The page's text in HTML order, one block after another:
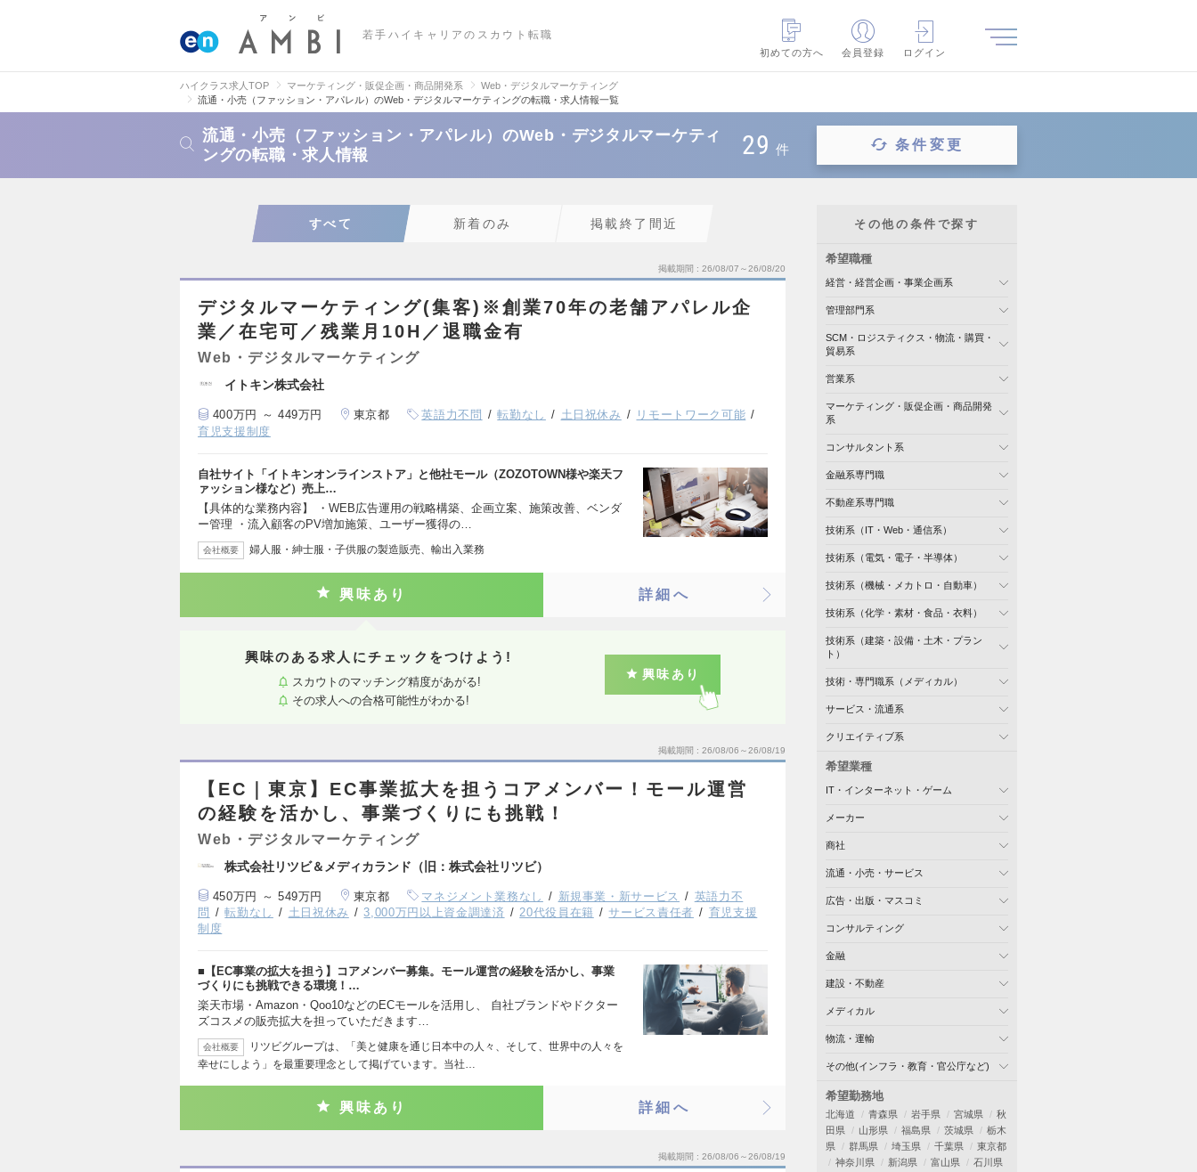
若手ハイキャリアのスカウト転職
初めての方へ
会員登録 ログイン
ハイクラス求人TOP マーケティング・販促企画・商品開発系
Web・デジタルマーケティング
流通・小売（ファッション・アパレル）のWeb・デジタルマーケティングの転職・求人情報一覧
流通・小売（ファッション・アパレル）のWeb・デジタルマーケティ
ングの転職・求人情報
29 件 条件変更
すべて 新着のみ 掲載終了間近
掲載期間 26/08/07～26/08/20
デジタルマーケティング(集客)※創業70年の老舗アパレル企
業／在宅可／残業月10H／退職金有
Web・デジタルマーケティング
イトキン株式会社
400万円 ～ 449万円 東京都 英語力不問 転勤なし 土日祝休み
リモートワーク可能
育児支援制度
自社サイト「イトキンオンラインストア」と他社モール（ZOZOTOWN様や楽天フ
ァッション様など）売上…
【具体的な業務内容】 ・WEB広告運用の戦略構築、企画立案、施策改善、ベンダ
ー管理 ・流入顧客のPV増加施策、ユーザー獲得の…
会社概要 婦人服・紳士服・子供服の製造販売、輸出入業務
興味あり 詳細へ
興味のある求人にチェックをつけよう!
スカウトのマッチング精度があがる!
その求人への合格可能性がわかる!
興味あり
掲載期間 26/08/06～26/08/19
【EC｜東京】EC事業拡大を担うコアメンバー！モール運営
の経験を活かし、事業づくりにも挑戦！
Web・デジタルマーケティング
株式会社リツビ＆メディカランド（旧：株式会社リツビ）
450万円 ～ 549万円 東京都 マネジメント業務なし 新規事業・新サービス
英語力不
問
転勤なし 土日祝休み 3,000万円以上資金調達済 20代役員在籍 サービス責任者
育児支援
制度
■【EC事業の拡大を担う】コアメンバー募集。モール運営の経験を活かし、事業
づくりにも挑戦できる環境！…
楽天市場・Amazon・Qoo10などのECモールを活用し、 自社ブランドやドクター
ズコスメの販売拡大を担っていただきます…
会社概要
リツビグループは、「美と健康を通じ日本中の人々、そして、世界中の人々を
幸せにしよう」を最重要理念として掲げています。当社…
興味あり 詳細へ
掲載期間 26/08/06～26/08/19
その他の条件で探す
希望職種
経営・経営企画・事業企画系
管理部門系
SCM・ロジスティクス・物流・購買・
貿易系
営業系
マーケティング・販促企画・商品開発
系
コンサルタント系
金融系専門職
不動産系専門職
技術系（IT・Web・通信系）
技術系（電気・電子・半導体）
技術系（機械・メカトロ・自動車）
技術系（化学・素材・食品・衣料）
技術系（建築・設備・土木・プラン
ト）
技術・専門職系（メディカル）
サービス・流通系
クリエイティブ系
希望業種
IT・インターネット・ゲーム
メーカー
商社
流通・小売・サービス
広告・出版・マスコミ
コンサルティング
金融
建設・不動産
メディカル
物流・運輸
その他(インフラ・教育・官公庁など)
希望勤務地
北海道 青森県 岩手県 宮城県
秋
田県
山形県 福島県 茨城県
栃木
県
群馬県 埼玉県 千葉県
東京都
神奈川県
新潟県 富山県
石川県